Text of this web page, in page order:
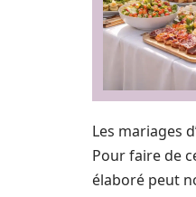
Les mariages
Pour faire de
élaboré peut